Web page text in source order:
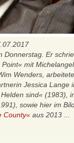
Donnerstag. Er
mit
Wenders,
Jessica Lange
sind« (1983),
sowie hier im
County« aus 2013 ...